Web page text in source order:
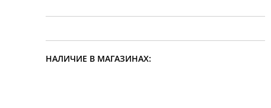
НАЛИЧИЕ В МАГАЗИНАХ: